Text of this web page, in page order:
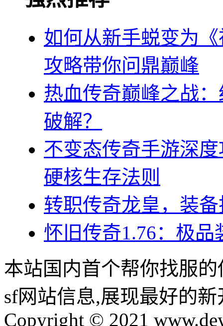
如何从新手蜕变为
攻略带你问鼎巅峰
热血传奇巅峰之战
破解？
不变态传奇手游深
硬核生存法则
转职传奇龙皇，装
怀旧传奇1.76：极
本站国内首个帮你找服
sf网站信息,展现最好的
Copyright © 2021